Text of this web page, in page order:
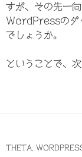
すが、その先一
WordPressのダ
でしょうか。
ということで、
THETA